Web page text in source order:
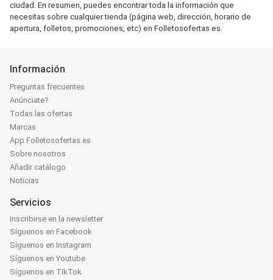
ciudad. En resumen, puedes encontrar toda la información que
necesitas sobre cualquier tienda (página web, dirección, horario de
apertura, folletos, promociones, etc) en Folletosofertas.es.
Información
Preguntas frecuentes
Anúnciate?
Todas las ofertas
Marcas
App Folletosofertas.es
Sobre nosotros
Añadir catálogo
Noticias
Servicios
Inscribirse en la newsletter
Síguenos en Facebook
Síguenos en Instagram
Síguenos en Youtube
Síguenos en TikTok